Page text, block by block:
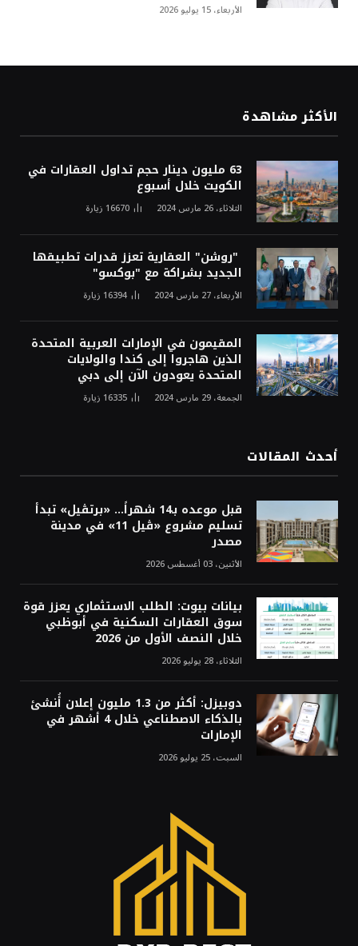
الأربعاء، 15 يوليو 2026
الأكثر مشاهدة
63 مليون دينار حجم تداول العقارات في
الكويت خلال أسبوع
الثلاثاء، 26 مارس 2024 16670 زيارة
"روشن" العقارية تعزز قدرات تطبيقها
الجديد بشراكة مع "بوكسو"
الأربعاء، 27 مارس 2024 16394 زيارة
المقيمون في الإمارات العربية المتحدة
الذين هاجروا إلى كندا والولايات
المتحدة يعودون الآن إلى دبي
الجمعة، 29 مارس 2024 16335 زيارة
أحدث المقالات
قبل موعده بـ14 شهراً... «برتڤيل» تبدأ
تسليم مشروع «ڤيل 11» في مدينة
مصدر
الأثنين، 03 أغسطس 2026
بيانات بيوت: الطلب الاستثماري يعزز قوة
سوق العقارات السكنية في أبوظبي
خلال النصف الأول من 2026
الثلاثاء، 28 يوليو 2026
دوبيزل: أكثر من 1.3 مليون إعلان أُنشئ
بالذكاء الاصطناعي خلال 4 أشهر في
الإمارات
السبت، 25 يوليو 2026